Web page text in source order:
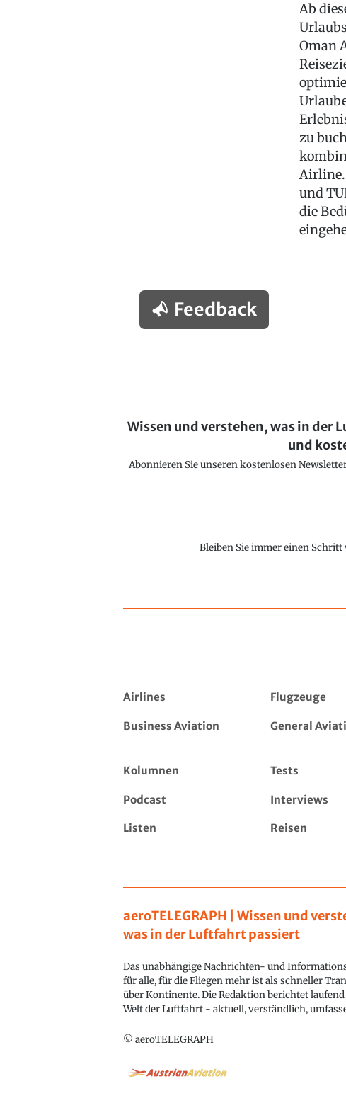
Ab
Oman
zu
Airline.
und
die
Feedback
Wissen und verstehen, was in der
und
Abonnieren Sie unseren kostenlosen
Bleiben Sie immer einen
Airlines Flugzeuge
Business Aviation General
Kolumnen Tests
Podcast Interviews
Listen Reisen
aeroTELEGRAPH | Wissen und
was in der Luftfahrt passiert
Das unabhängige Nachrichten- und
für alle, für die Fliegen mehr ist als schneller
über Kontinente. Die Redaktion berichtet laufend
Welt der Luftfahrt - aktuell, verständlich,
© aeroTELEGRAPH